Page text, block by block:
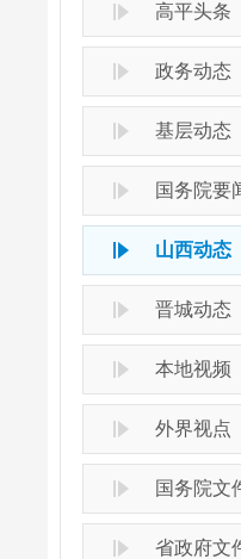
高平头条
政务动态
基层动态
国务院要
山西动态
晋城动态
本地视频
外界视点
国务院文
省政府文